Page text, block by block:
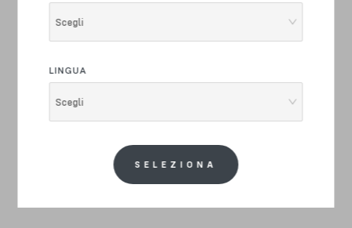
Scegli
LINGUA
Scegli
SELEZIONA